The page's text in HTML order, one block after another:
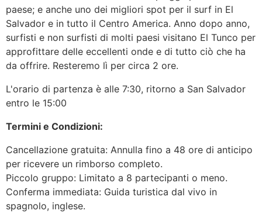
paese; e anche uno dei migliori spot per il surf in El
Salvador e in tutto il Centro America. Anno dopo anno,
surfisti e non surfisti di molti paesi visitano El Tunco per
approfittare delle eccellenti onde e di tutto ciò che ha
da offrire. Resteremo lì per circa 2 ore.
L'orario di partenza è alle 7:30, ritorno a San Salvador
entro le 15:00
Termini e Condizioni:
Cancellazione gratuita: Annulla fino a 48 ore di anticipo
per ricevere un rimborso completo.
Piccolo gruppo: Limitato a 8 partecipanti o meno.
Conferma immediata: Guida turistica dal vivo in
spagnolo, inglese.